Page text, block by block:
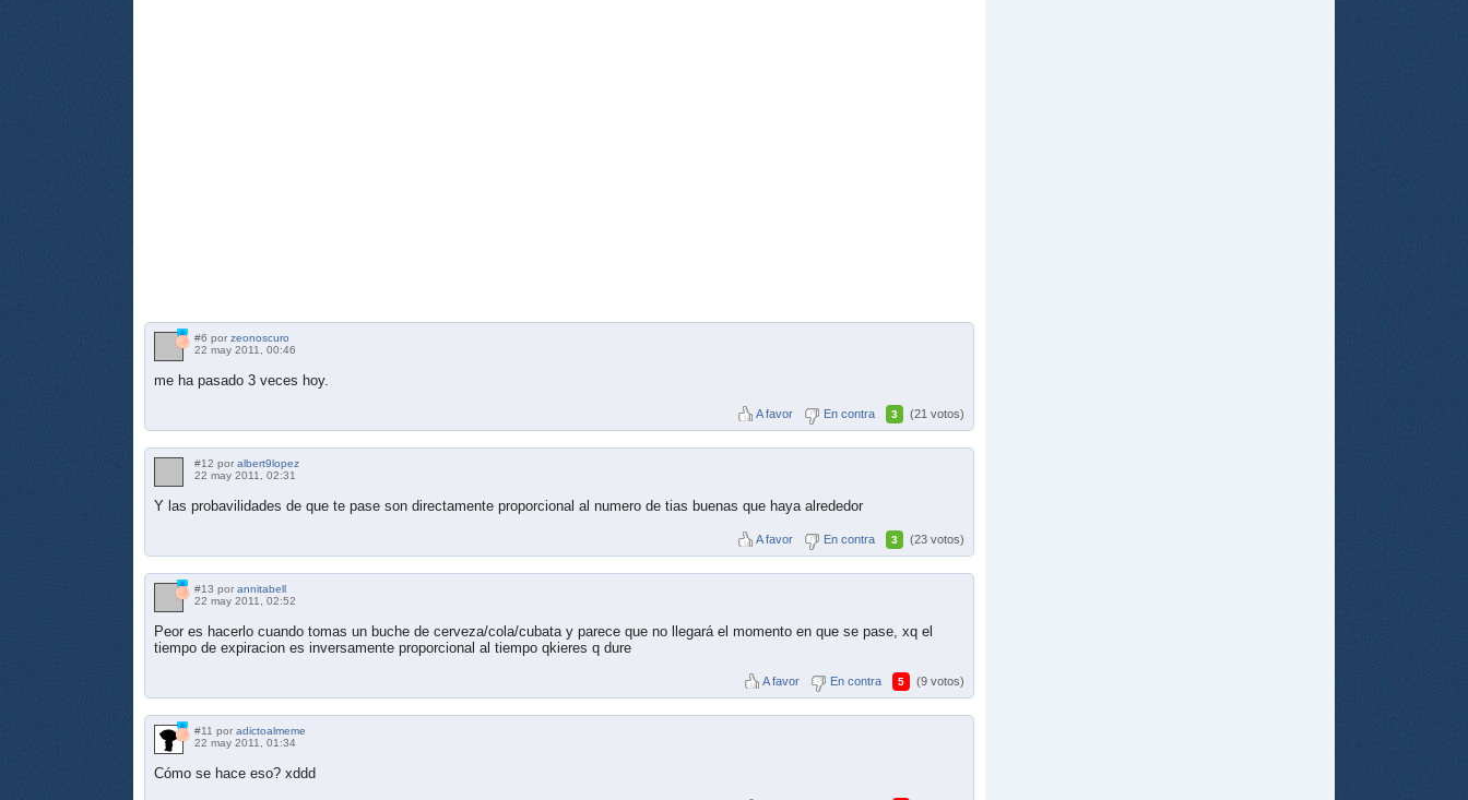
#6 por zeonoscuro
22 may 2011, 00:46
me ha pasado 3 veces hoy.
A favor En contra 3 (21 votos)
#12 por albert9lopez
22 may 2011, 02:31
Y las probavilidades de que te pase son directamente proporcional al numero de tias buenas que haya alrededor
A favor En contra 3 (23 votos)
#13 por annitabell
22 may 2011, 02:52
Peor es hacerlo cuando tomas un buche de cerveza/cola/cubata y parece que no llegará el momento en que se pase, xq el
tiempo de expiracion es inversamente proporcional al tiempo qkieres q dure
A favor En contra 5 (9 votos)
#11 por adictoalmeme
22 may 2011, 01:34
Cómo se hace eso? xddd